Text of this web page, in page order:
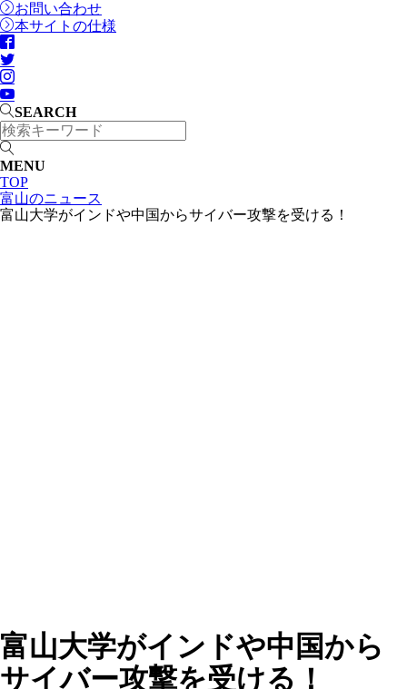
お問い合わせ
本サイトの仕様
SEARCH
MENU
TOP
富山のニュース
富山大学がインドや中国からサイバー攻撃を受ける！
富山大学がインドや中国から
サイバー攻撃を受ける！